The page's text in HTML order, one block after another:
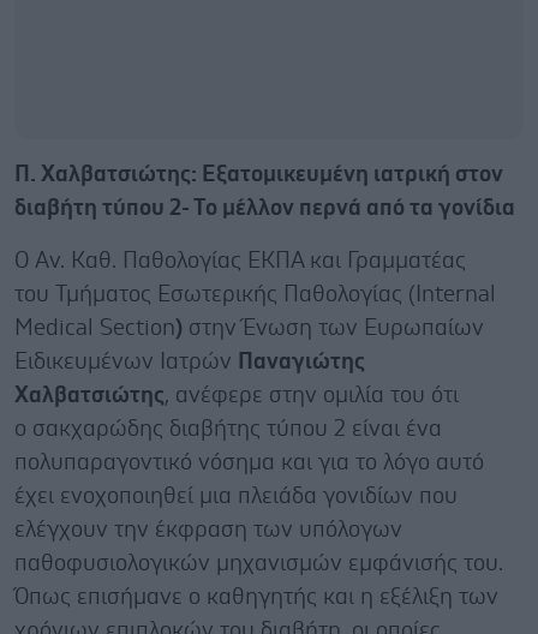
Π. Χαλβατσιώτης: Εξατομικευμένη ιατρική στον
διαβήτη τύπου 2- Το μέλλον περνά από τα γονίδια
Ο Αν. Καθ. Παθολογίας ΕΚΠΑ και Γραμματέας
του Τμήματος Εσωτερικής Παθολογίας (Internal
Medical Section) στην Ένωση των Ευρωπαίων
Ειδικευμένων Ιατρών Παναγιώτης
Χαλβατσιώτης, ανέφερε στην ομιλία του ότι
ο σακχαρώδης διαβήτης τύπου 2 είναι ένα
πολυπαραγοντικό νόσημα και για το λόγο αυτό
έχει ενοχοποιηθεί μια πλειάδα γονιδίων που
ελέγχουν την έκφραση των υπόλογων
παθοφυσιολογικών μηχανισμών εμφάνισής του.
Όπως επισήμανε ο καθηγητής και η εξέλιξη των